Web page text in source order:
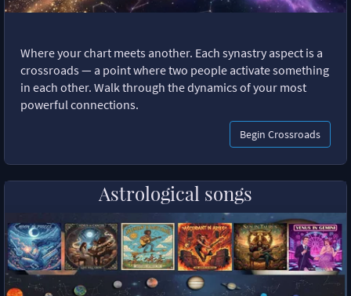
Where your chart meets another. Each synastry aspect is a
crossroads — a point where two people activate something
in each other. Walk through the dynamics of your most
powerful connections.
Begin Crossroads
Astrological songs